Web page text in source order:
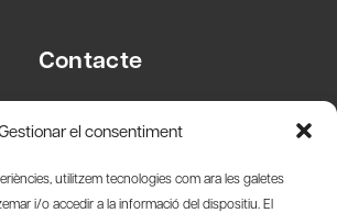
el consentiment
utilitzem tecnologies com ara les galetes
i/o accedir a la informació del dispositiu. El
Contacte
08003 Barcelona